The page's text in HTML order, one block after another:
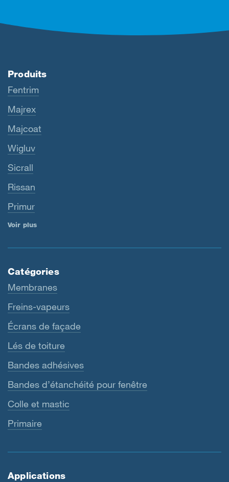
Produits
Fentrim
Majrex
Majcoat
Wigluv
Sicrall
Rissan
Primur
Voir plus
Catégories
Membranes
Freins-vapeurs
Écrans de façade
Lés de toiture
Bandes adhésives
Bandes d’étanchéité pour fenêtre
Colle et mastic
Primaire
Applications